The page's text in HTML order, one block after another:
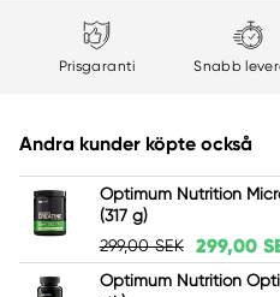
Prisgaranti Snabb
Andra kunder köpte också
Optimum Nutrition
(317 g)
299,00 SEK
299,00
Optimum Nutrition